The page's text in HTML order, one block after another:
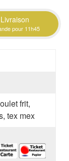
Livraison
pour 11h45
frit,
tex mex